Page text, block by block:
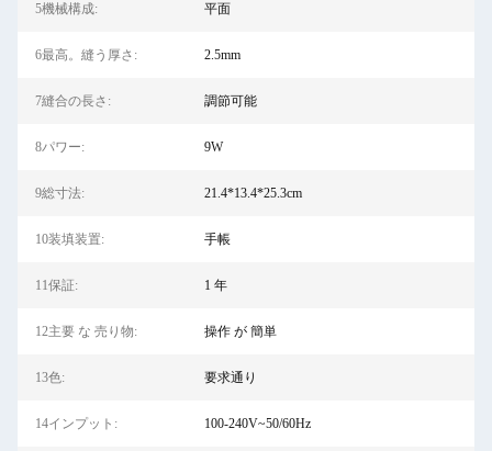
5機械構成: 平面
6最高。縫う厚さ: 2.5mm
7縫合の長さ: 調節可能
8パワー: 9W
9総寸法: 21.4*13.4*25.3cm
10装填装置: 手帳
11保証: 1 年
12主要 な 売り物: 操作 が 簡単
13色: 要求通り
14インプット: 100-240V~50/60Hz